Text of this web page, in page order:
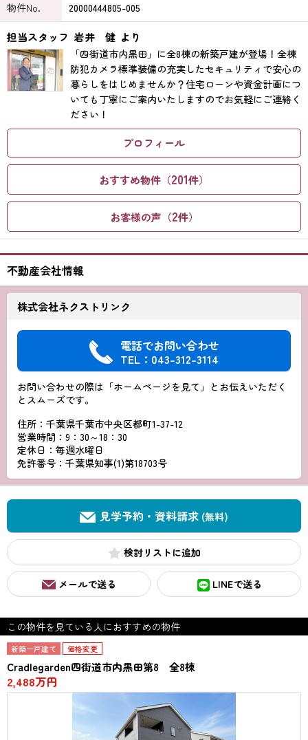
物件No.
20000444805-005
担当スタッフ 岩井 健 より
「四街道市内黒田」に全8棟の新築戸建が登場！全棟
防犯カメラ標準装備の充実したセキュリティで安心の
暮らしをはじめませんか？住宅ローンや資金計画につ
いても丁寧にご案内いたしますのでお気軽にご連絡く
ださい！
プロフィール
おすすめ物件（201件）
お客様の声（2件）
不動産会社情報
株式会社ネクストリンク
電話でお問い合わせ
TEL：043-312-3114
お問い合わせの際は「ホームページを見て」とお伝えいただく
とスムーズです。
住所：千葉県千葉市中央区都町1-37-12
営業時間：9：30～18：30
定休日：毎週水曜日
免許番号：千葉県知事(1)第18703号
見学予約・資料請求 (無料)
検討リスト
メールで送る LINEで送る
この物件を見ている人におすすめの物件
新築一戸建て 価格変更
Cradlegarden四街道市内黒田第8 全8棟
2,488万円